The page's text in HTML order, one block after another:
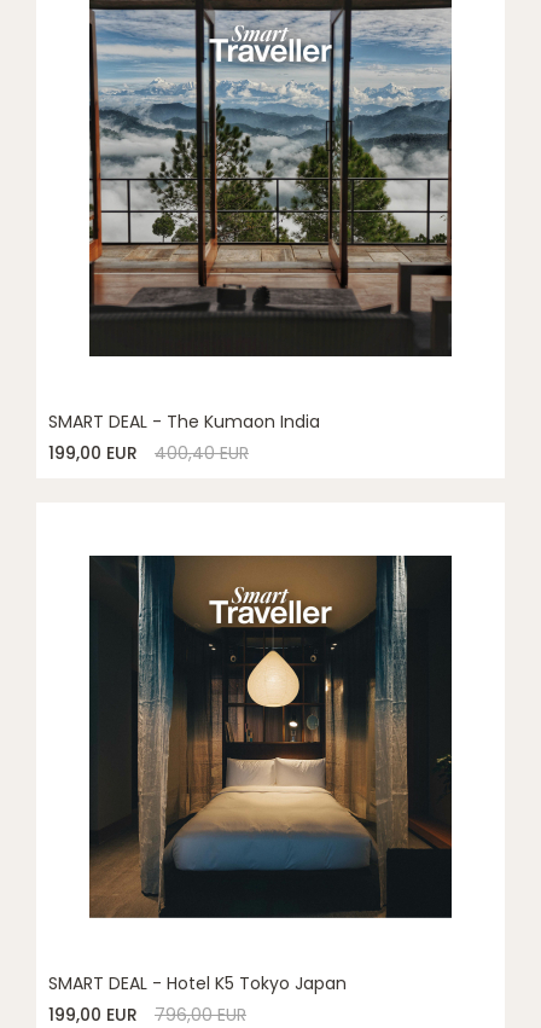
SMART DEAL - The Kumaon India
199,00 EUR
400,40 EUR
SMART DEAL - Hotel K5 Tokyo Japan
199,00 EUR
796,00 EUR